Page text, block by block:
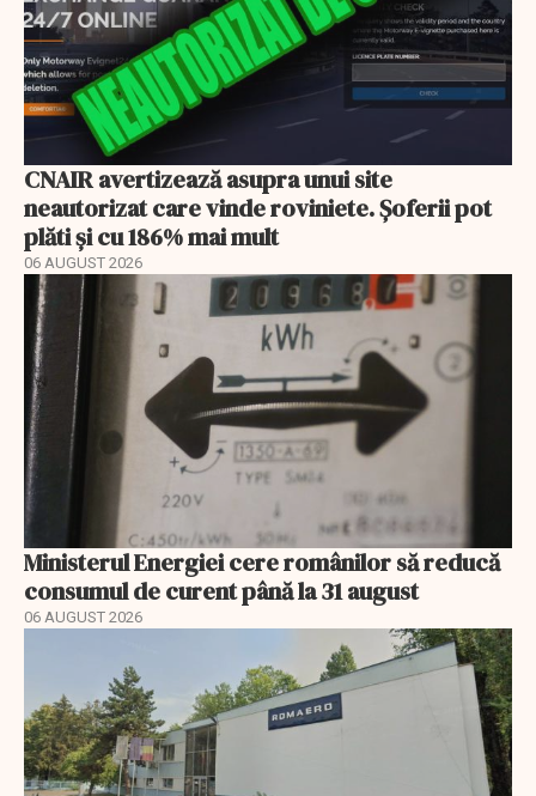
CNAIR avertizează asupra unui site
neautorizat care vinde roviniete. Șoferii pot
plăti și cu 186% mai mult
06 AUGUST 2026
Ministerul Energiei cere românilor să reducă
consumul de curent până la 31 august
06 AUGUST 2026